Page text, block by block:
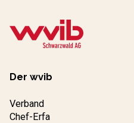
Der wvib
Verband
Chef-Erfa